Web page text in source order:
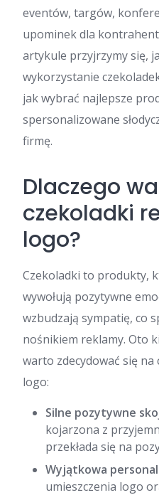
eventów, targów,
upominek dla
artykule przyjrzymy się,
wykorzystanie
jak wybrać najlepsze
spersonalizowane
firmę.
Dlaczego
czekoladki
logo?
Czekoladki to produkty,
wywołują pozytywne
wzbudzają sympatię, co
nośnikiem reklamy. Oto
warto zdecydować się
logo:
Silne pozytywne
kojarzona z
przekłada się na
Wyjątkowa
umieszczenia logo